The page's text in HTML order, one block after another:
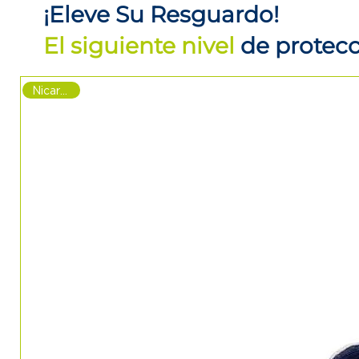
Nicaragua
¡Eleve Su Resguardo!
El siguiente nivel de